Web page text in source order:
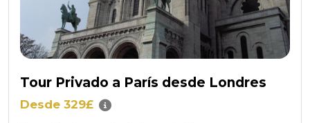
Tour Privado a París desde Londres
Desde 329£